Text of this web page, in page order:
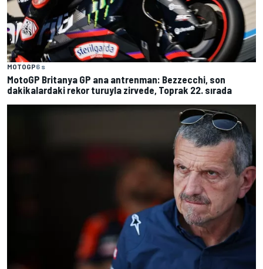
MOTOGP6 s
MotoGP Britanya GP ana antrenman: Bezzecchi, son
dakikalardaki rekor turuyla zirvede, Toprak 22. sırada